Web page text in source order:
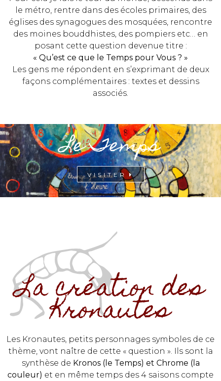
le métro, rentre dans des écoles primaires, des
églises des synagogues des mosquées, rencontre
des moines bouddhistes, des pompiers etc… en
posant cette question devenue titre :
« Qu’est ce que le Temps pour Vous ? »
Les gens me répondent en s’exprimant de deux
façons complémentaires : textes et dessins
associés.
Le Temps
VISITER
La création des
Kronautes
Les Kronautes, petits personnages symboles de ce
thème, vont naître de cette « question ». Ils sont la
synthèse de Kronos (le Temps) et Chrome (la
couleur) et en même temps des 4 saisons compte